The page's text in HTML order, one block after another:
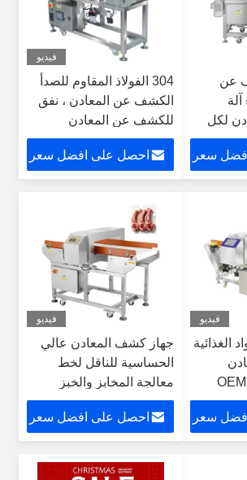
عن
آلة
لكل
سعر
فيديو
304 الفولاذ المقاوم للصدأ
الكشف عن المعادن ، نفق
للكشف عن المعادن
للأدوات ، الفحم الكاشف
احصل على افضل سعر
فيديو
الغذائية
السلامة مخصص OEM
سعر
فيديو
جهاز كشف المعادن عالي
الحساسية للناقل لخط
معالجة المخابز والخبز
والكعك والمعجنات
والبسكويت والبسكويت
والعجين
احصل على افضل سعر